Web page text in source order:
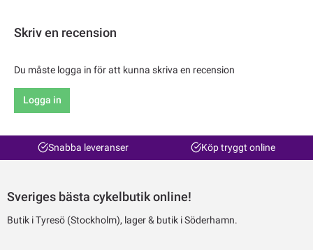
Skriv en recension
Du måste logga in för att kunna skriva en recension
Logga in
Snabba leveranser Köp tryggt online
Sveriges bästa cykelbutik online!
Butik i Tyresö (Stockholm), lager & butik i Söderhamn.